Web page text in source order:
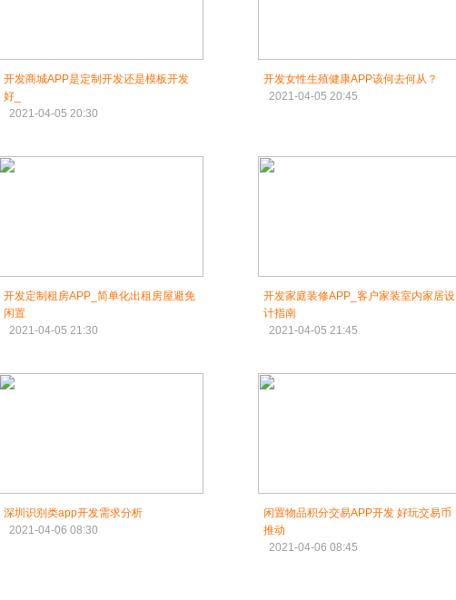
开发商城APP是定制开发还是模板开发
好_
2021-04-05 20:30
开发女性生殖健康APP该何去何从？
2021-04-05 20:45
开发定制租房APP_简单化出租房屋避免
闲置
2021-04-05 21:30
开发家庭装修APP_客户家装室内家居设
计指南
2021-04-05 21:45
深圳识别类app开发需求分析
2021-04-06 08:30
闲置物品积分交易APP开发 好玩交易币
推动
2021-04-06 08:45